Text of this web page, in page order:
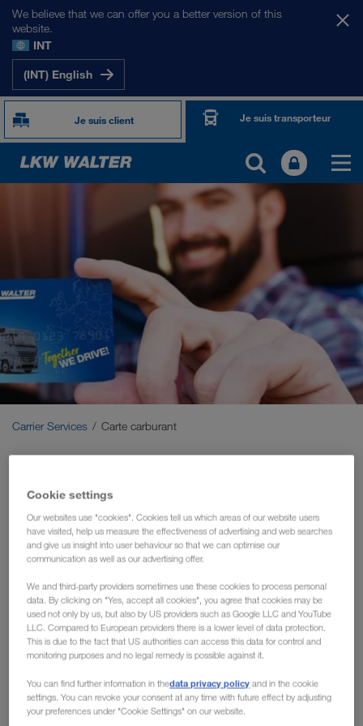
We believe that we can offer you a better version of this
website.
INT
(INT) English
Je suis client Je suis transporteur
TOGETHER WE DRIVE
WE GROW
WE CARE
Carrier Services
Conditions requises
Carrier Services Carte carburant
Carte de carburant pour les
partenaires transporteurs de
LKW WALTER
des cartes de carburant apportant des avantages particuliers.
Vos avantages:
Cookie settings
Our websites use "cookies". Cookies tell us which areas of our website users
have visited, help us measure the effectiveness of advertising and web searches
and give us insight into user behaviour so that we can optimise our
communication as well as our advertising offer.
We and third-party providers sometimes use these cookies to process personal
data. By clicking on "Yes, accept all cookies", you agree that cookies may be
used not only by us, but also by US providers such as Google LLC and YouTube
LLC. Compared to European providers there is a lower level of data protection.
This is due to the fact that US authorities can access this data for control and
monitoring purposes and no legal remedy is possible against it.
You can find further information in thedata privacy policy and in the cookie
settings. You can revoke your consent at any time with future effect by adjusting
your preferences under "Cookie Settings" on our website.